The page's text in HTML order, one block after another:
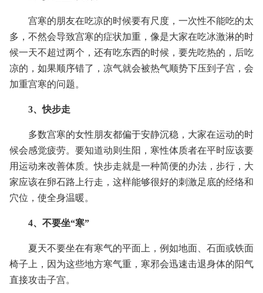
宫寒的朋友在吃凉的时候要有尺度，一次性不能吃的太
多，不然会导致宫寒的症状加重，像是大家在吃冰激淋的时
候一天不超过两个，还有吃东西的时候，要先吃热的，后吃
凉的，如果顺序错了，凉气就会被热气顺势下压到子宫，会
加重宫寒的问题。
3、快步走
多数宫寒的女性朋友都偏于安静沉稳，大家在运动的时
候会感觉疲劳。要知道动则生阳，寒性体质者在平时应该要
用运动来改善体质。快步走就是一种简便的办法，步行，大
家应该在卵石路上行走，这样能够很好的刺激足底的经络和
穴位，使全身温暖。
4、不要坐“寒”
夏天不要坐在有寒气的平面上，例如地面、石面或铁面
椅子上，因为这些地方寒气重，寒邪会迅速击退身体的阳气
直接攻击子宫。